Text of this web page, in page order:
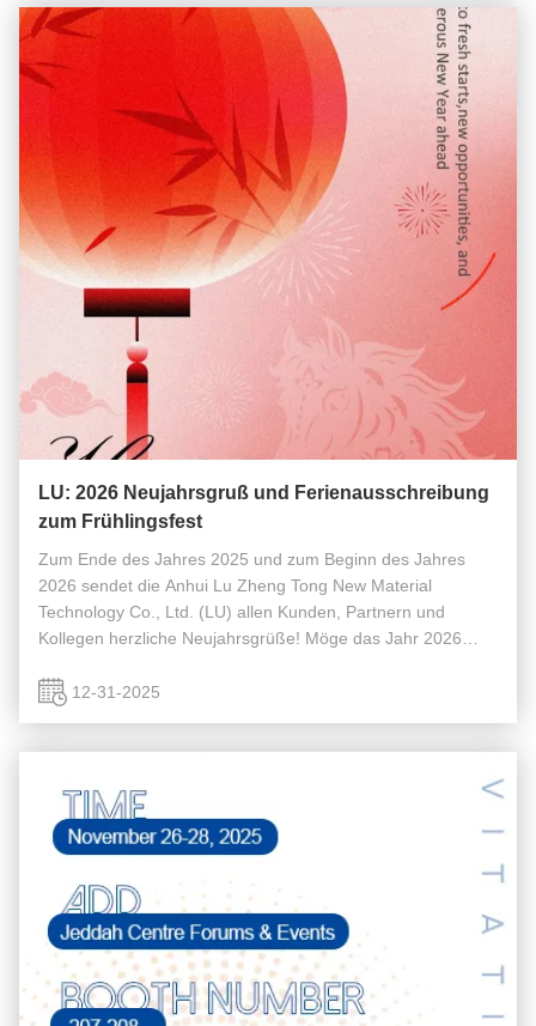
LU: 2026 Neujahrsgruß und Ferienausschreibung
zum Frühlingsfest
Zum Ende des Jahres 2025 und zum Beginn des Jahres
2026 sendet die Anhui Lu Zheng Tong New Material
Technology Co., Ltd. (LU) allen Kunden, Partnern und
Kollegen herzliche Neujahrsgrüße! Möge das Jahr 2026
durch unsere hochwertigen ...
12-31-2025